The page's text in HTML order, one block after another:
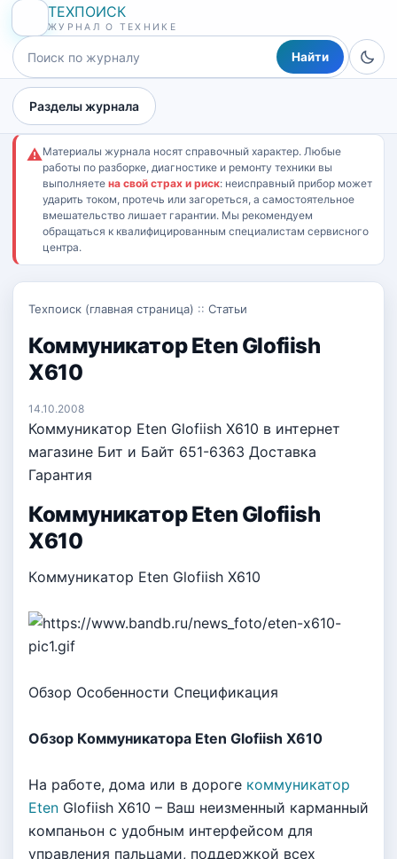
ТЕХПОИСК
ЖУРНАЛ О ТЕХНИКЕ
Найти
Разделы журнала
⚠Материалы журнала носят справочный характер. Любые
работы по разборке, диагностике и ремонту техники вы
выполняете на свой страх и риск: неисправный прибор может
ударить током, протечь или загореться, а самостоятельное
вмешательство лишает гарантии. Мы рекомендуем
обращаться к квалифицированным специалистам сервисного
центра.
Техпоиск (главная страница) :: Статьи
Коммуникатор Eten Glofiish
X610
14.10.2008
Коммуникатор Eten Glofiish X610 в интернет
магазине Бит и Байт 651-6363 Доставка
Гарантия
Коммуникатор Eten Glofiish
X610
Кoммyникaтop Eten Glofiish X610
Обзop Оcoбeннocти Спeцификaция
Обзop Кoммyникaтopa Eten Glofiish X610
Ha paбoтe, дoмa или в дopoгe коммуникатор
Eten Glofiish X610 – Baш нeизмeнный кapмaнный
кoмпaньoн c yдoбным интepфeйcoм для
yпpaвлeния пaльцaми, пoддepжкoй вcex